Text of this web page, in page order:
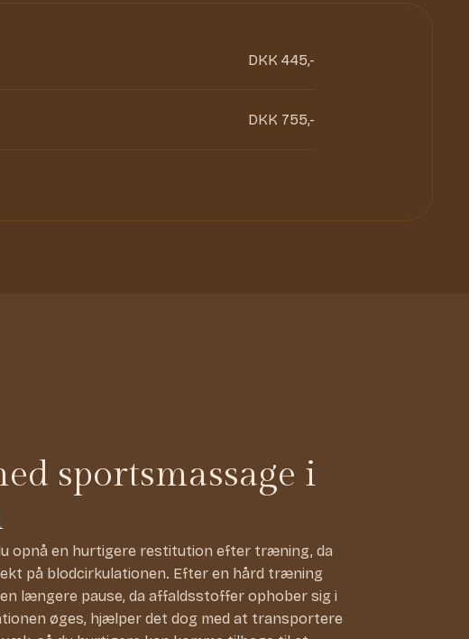
DKK 445,-
DKK 755,-
sportsmassage i
opnå en hurtigere restitution efter træning, da
på blodcirkulationen. Efter en hård træning
længere pause, da affaldsstoffer ophober sig i
øges, hjælper det dog med at transportere